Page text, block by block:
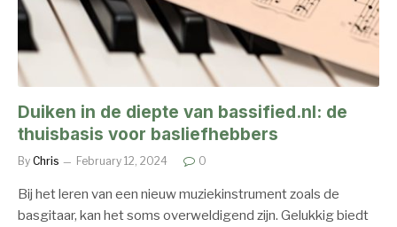
Duiken in de diepte van bassified.nl: de
thuisbasis voor basliefhebbers
By Chris February 12, 2024 0
Bij het leren van een nieuw muziekinstrument zoals de
basgitaar, kan het soms overweldigend zijn. Gelukkig biedt